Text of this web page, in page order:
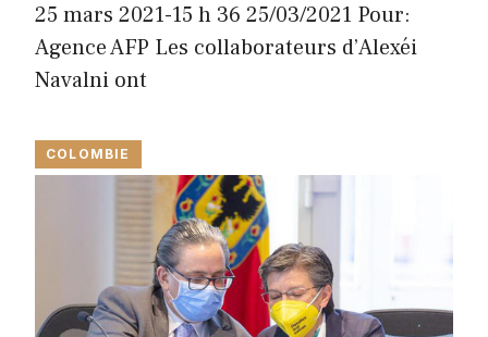
25 mars 2021-15 h 36 25/03/2021 Pour:
Agence AFP Les collaborateurs d’Alexéi
Navalni ont
COLOMBIE